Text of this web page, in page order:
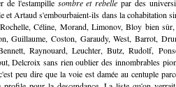
de l'estampille sombre et rebelle par des
Artaud s'embourbaient-ils dans la cohabitation
Céline, Morand, Limonov, Bloy bien
Guillaume, Coston, Garaudy, West, Barrot,
Raynouard, Leuchter, Butz, Rudolf,
Delcroix sans rien oublier des innombrables
peu dire que la voie est damée au centuple